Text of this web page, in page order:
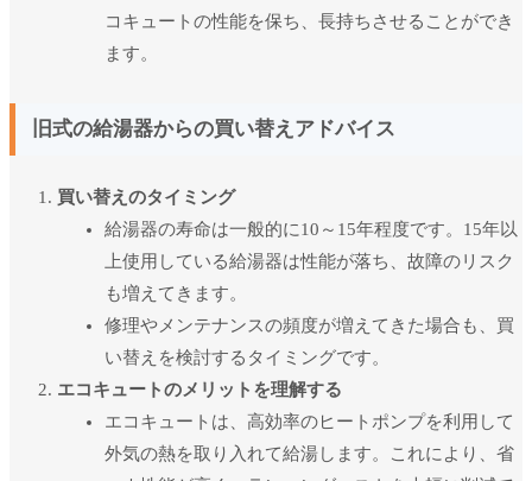
コキュートの性能を保ち、長持ちさせることができ
ます。
旧式の給湯器からの買い替えアドバイス
買い替えのタイミング
給湯器の寿命は一般的に10～15年程度です。15年以
上使用している給湯器は性能が落ち、故障のリスク
も増えてきます。
修理やメンテナンスの頻度が増えてきた場合も、買
い替えを検討するタイミングです。
エコキュートのメリットを理解する
エコキュートは、高効率のヒートポンプを利用して
外気の熱を取り入れて給湯します。これにより、省